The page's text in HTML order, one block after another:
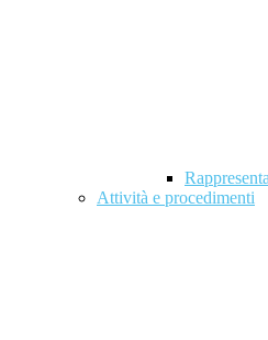
Attività e procedimenti